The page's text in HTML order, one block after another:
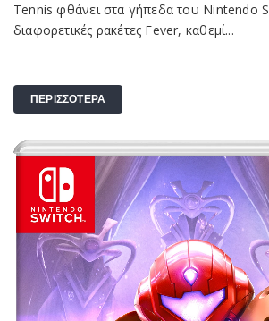
Tennis φθάνει στα γήπεδα του Nintendo
διαφορετικές ρακέτες Fever, καθεμί...
ΠΕΡΙΣΣΟΤΕΡΑ